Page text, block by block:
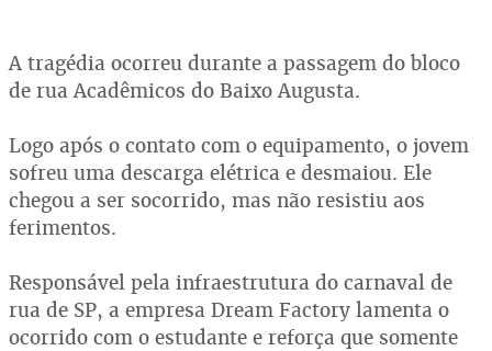
A tragédia ocorreu durante a passagem do bloco
de rua Acadêmicos do Baixo Augusta.
Logo após o contato com o equipamento, o jovem
sofreu uma descarga elétrica e desmaiou. Ele
chegou a ser socorrido, mas não resistiu aos
ferimentos.
Responsável pela infraestrutura do carnaval de
rua de SP, a empresa Dream Factory lamenta o
ocorrido com o estudante e reforça que somente